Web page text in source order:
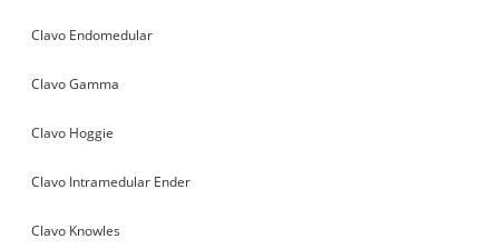
Clavo Endomedular
Clavo Gamma
Clavo Hoggie
Clavo Intramedular Ender
Clavo Knowles